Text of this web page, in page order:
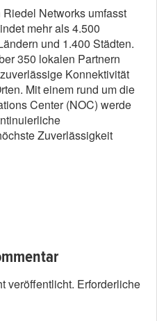
Networks umfasst
mehr als 4.500
und 1.400 Städten.
350 lokalen Partnern
Konnektivität
Mit einem rund um die
Center (NOC) werde
Zuverlässigkeit
veröffentlicht. Erforderliche